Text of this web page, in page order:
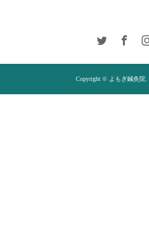
Copyright © よもぎ鍼灸院.